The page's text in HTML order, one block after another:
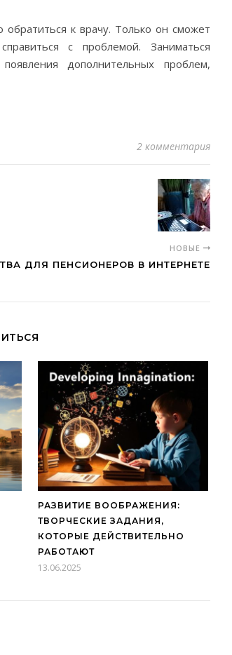
к врачу. Только он сможет
с проблемой. Заниматься
дополнительных проблем,
2 комментария
НОВЫЕ
ДЛЯ ПЕНСИОНЕРОВ В ИНТЕРНЕТЕ
РАЗВИТИЕ ВООБРАЖЕНИЯ:
ТВОРЧЕСКИЕ ЗАДАНИЯ,
КОТОРЫЕ ДЕЙСТВИТЕЛЬНО
РАБОТАЮТ
13.06.2025